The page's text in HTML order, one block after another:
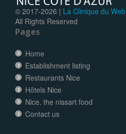
© 2017-2026 | La Clinique du Web
All Rights Reserved
Pages
Home
Establishment listing
Restaurants Nice
Hôtels Nice
Nice, the nissart food
Contact us